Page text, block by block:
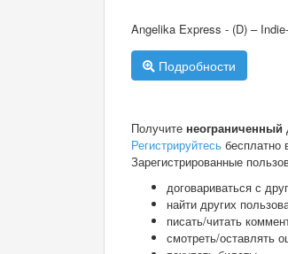
Angelika Express - (D) –
Подробности
Получите неограниченный
Регистрируйтесь бесплатно
Зарегистрированные
договариваться с
найти других
писать/читать
смотреть/оставлять